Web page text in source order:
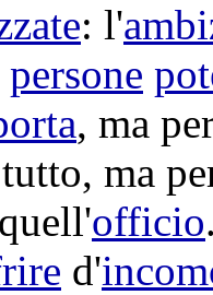
: l'
persone
, ma
tutto, ma
officio
d'